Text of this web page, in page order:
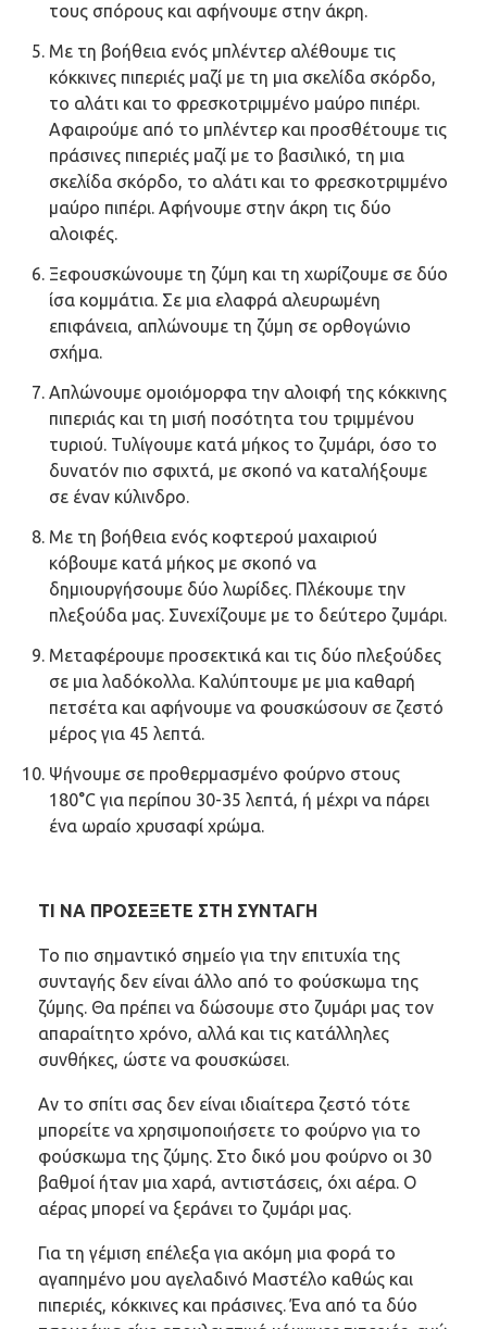
τους σπόρους και αφήνουμε στην άκρη.
Με τη βοήθεια ενός μπλέντερ αλέθουμε τις
κόκκινες πιπεριές μαζί με τη μια σκελίδα σκόρδο,
το αλάτι και το φρεσκοτριμμένο μαύρο πιπέρι.
Αφαιρούμε από το μπλέντερ και προσθέτουμε τις
πράσινες πιπεριές μαζί με το βασιλικό, τη μια
σκελίδα σκόρδο, το αλάτι και το φρεσκοτριμμένο
μαύρο πιπέρι. Αφήνουμε στην άκρη τις δύο
αλοιφές.
Ξεφουσκώνουμε τη ζύμη και τη χωρίζουμε σε δύο
ίσα κομμάτια. Σε μια ελαφρά αλευρωμένη
επιφάνεια, απλώνουμε τη ζύμη σε ορθογώνιο
σχήμα.
Απλώνουμε ομοιόμορφα την αλοιφή της κόκκινης
πιπεριάς και τη μισή ποσότητα του τριμμένου
τυριού. Τυλίγουμε κατά μήκος το ζυμάρι, όσο το
δυνατόν πιο σφιχτά, με σκοπό να καταλήξουμε
σε έναν κύλινδρο.
Με τη βοήθεια ενός κοφτερού μαχαιριού
κόβουμε κατά μήκος με σκοπό να
δημιουργήσουμε δύο λωρίδες. Πλέκουμε την
πλεξούδα μας. Συνεχίζουμε με το δεύτερο ζυμάρι.
Μεταφέρουμε προσεκτικά και τις δύο πλεξούδες
σε μια λαδόκολλα. Καλύπτουμε με μια καθαρή
πετσέτα και αφήνουμε να φουσκώσουν σε ζεστό
μέρος για 45 λεπτά.
Ψήνουμε σε προθερμασμένο φούρνο στους
180°C για περίπου 30-35 λεπτά, ή μέχρι να πάρει
ένα ωραίο χρυσαφί χρώμα.
ΤΙ ΝΑ ΠΡΟΣΕΞΕΤΕ ΣΤΗ ΣΥΝΤΑΓΗ
Το πιο σημαντικό σημείο για την επιτυχία της
συνταγής δεν είναι άλλο από το φούσκωμα της
ζύμης. Θα πρέπει να δώσουμε στο ζυμάρι μας τον
απαραίτητο χρόνο, αλλά και τις κατάλληλες
συνθήκες, ώστε να φουσκώσει.
Αν το σπίτι σας δεν είναι ιδιαίτερα ζεστό τότε
μπορείτε να χρησιμοποιήσετε το φούρνο για το
φούσκωμα της ζύμης. Στο δικό μου φούρνο οι 30
βαθμοί ήταν μια χαρά, αντιστάσεις, όχι αέρα. Ο
αέρας μπορεί να ξεράνει το ζυμάρι μας.
Για τη γέμιση επέλεξα για ακόμη μια φορά το
αγαπημένο μου αγελαδινό Μαστέλο καθώς και
πιπεριές, κόκκινες και πράσινες. Ένα από τα δύο